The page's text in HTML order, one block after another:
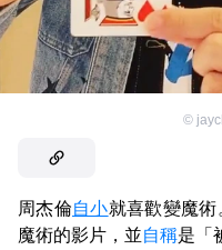
©
周杰倫自小就喜歡變魔
魔術的影片，並自稱是「